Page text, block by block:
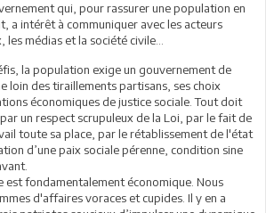
qui, pour rassurer une population en
a intérêt à communiquer avec les acteurs
les médias et la société civile…
la population exige un gouvernement de
loin des tiraillements partisans, ses choix
économiques de justice sociale. Tout doit
un respect scrupuleux de la Loi, par le fait de
toute sa place, par le rétablissement de l'état
d’une paix sociale pérenne, condition sine
est fondamentalement économique. Nous
d'affaires voraces et cupides. Il y en a